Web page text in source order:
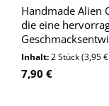
Handmade Alien
die eine
etwas teurer und
Inhalt:2 Stück(3,95
Regulärer Preis:
7,90 €